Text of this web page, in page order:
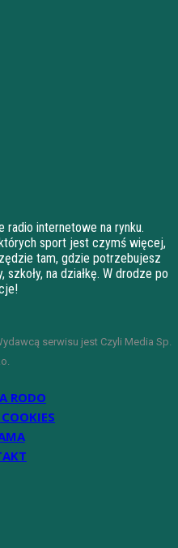
radio internetowe na rynku.
sport jest czymś więcej,
tam, gdzie potrzebujesz
na działkę. W drodze po
serwisu jest Czyli Media Sp.
RODO